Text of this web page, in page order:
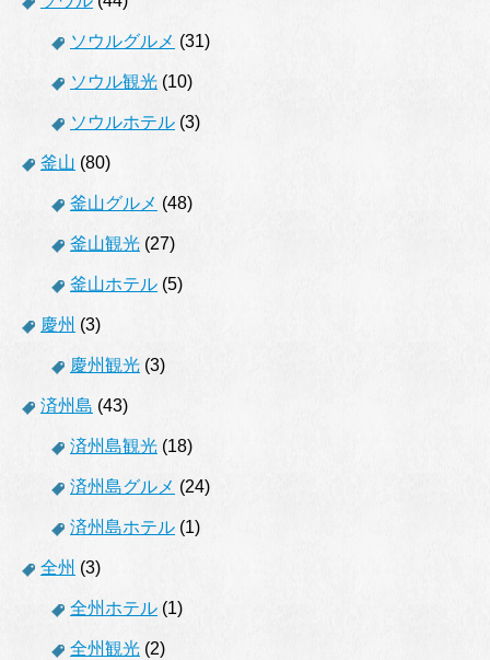
ソウルグルメ (31)
ソウル観光 (10)
ソウルホテル (3)
釜山 (80)
釜山グルメ (48)
釜山観光 (27)
釜山ホテル (5)
慶州 (3)
慶州観光 (3)
済州島 (43)
済州島観光 (18)
済州島グルメ (24)
済州島ホテル (1)
全州 (3)
全州ホテル (1)
全州観光 (2)